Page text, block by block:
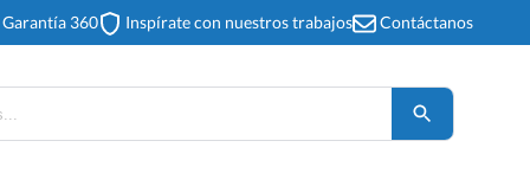
Garantía 360 Inspírate con nuestros trabajos Contáctanos